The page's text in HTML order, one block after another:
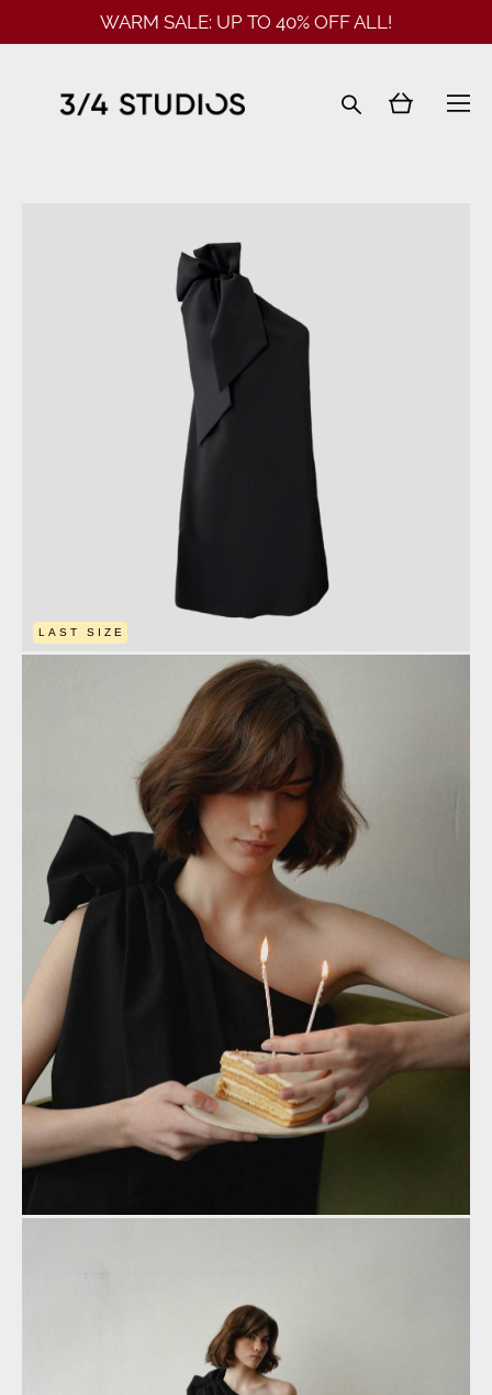
WARM SALE: UP TO 40% OFF ALL!
LAST SIZE